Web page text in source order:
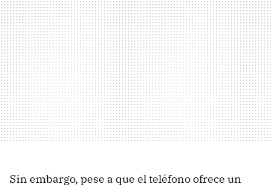
Sin embargo, pese a que el teléfono ofrece un